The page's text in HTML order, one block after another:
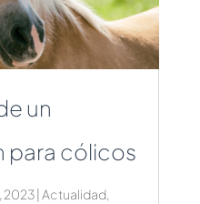
un
para cólicos
2023| Actualidad,